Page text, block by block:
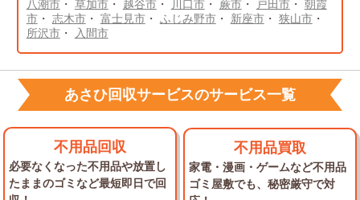
八潮市・ 草加市・ 越谷市・ 川口市・ 蕨市・ 戸田市・ 朝霞
市・ 志木市・ 富士見市・ ふじみ野市・ 新座市・ 狭山市・
所沢市・ 入間市
あさひ回収サービスのサービス一覧
不用品回収
必要なくなった不用品や放置し
た ままのゴミなど最短即日で回
不用品買取
家電・漫画・ゲームなど不用品
ゴミ屋敷でも、秘密厳守で対